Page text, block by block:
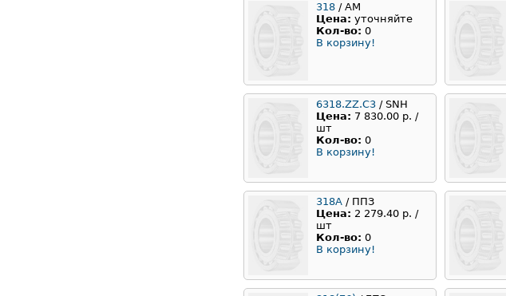
318 / AM
Цена: уточняйте
Кол-во: 0
В корзину!
6318.ZZ.C3 / SNH
Цена: 7 830.00 р. /
шт
Кол-во: 0
В корзину!
318А / ППЗ
Цена: 2 279.40 р. /
шт
Кол-во: 0
В корзину!